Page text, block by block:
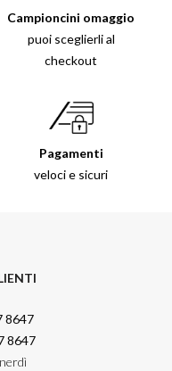
Campioncini omaggio
puoi sceglierli al
checkout
Pagamenti
veloci e sicuri
8647
8647